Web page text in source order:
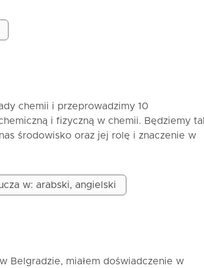
się! 📚
chemii i przeprowadzimy 10
i fizyczną w chemii. Będziemy
środowisko oraz jej rolę i znaczenie w
w świat chemii razem ^_^
w: arabski, angielski
Belgradzie, miałem doświadczenie w